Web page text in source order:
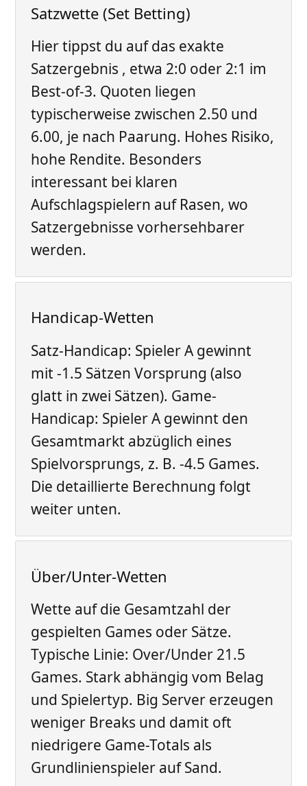
Satzwette (Set Betting)
Hier tippst du auf das exakte
Satzergebnis , etwa 2:0 oder 2:1 im
Best-of-3. Quoten liegen
typischerweise zwischen 2.50 und
6.00, je nach Paarung. Hohes Risiko,
hohe Rendite. Besonders
interessant bei klaren
Aufschlagspielern auf Rasen, wo
Satzergebnisse vorhersehbarer
werden.
Handicap-Wetten
Satz-Handicap: Spieler A gewinnt
mit -1.5 Sätzen Vorsprung (also
glatt in zwei Sätzen). Game-
Handicap: Spieler A gewinnt den
Gesamtmarkt abzüglich eines
Spielvorsprungs, z. B. -4.5 Games.
Die detaillierte Berechnung folgt
weiter unten.
Über/Unter-Wetten
Wette auf die Gesamtzahl der
gespielten Games oder Sätze.
Typische Linie: Over/Under 21.5
Games. Stark abhängig vom Belag
und Spielertyp. Big Server erzeugen
weniger Breaks und damit oft
niedrigere Game-Totals als
Grundlinienspieler auf Sand.